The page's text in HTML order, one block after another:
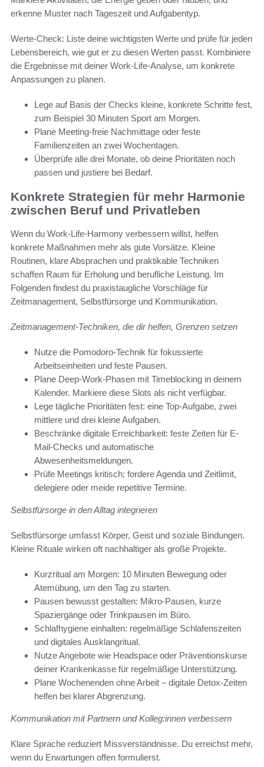
erkenne Muster nach Tageszeit und Aufgabentyp.
Werte-Check: Liste deine wichtigsten Werte und prüfe für jeden
Lebensbereich, wie gut er zu diesen Werten passt. Kombiniere
die Ergebnisse mit deiner Work-Life-Analyse, um konkrete
Anpassungen zu planen.
Lege auf Basis der Checks kleine, konkrete Schritte fest,
zum Beispiel 30 Minuten Sport am Morgen.
Plane Meeting-freie Nachmittage oder feste
Familienzeiten an zwei Wochentagen.
Überprüfe alle drei Monate, ob deine Prioritäten noch
passen und justiere bei Bedarf.
Konkrete Strategien für mehr Harmonie
zwischen Beruf und Privatleben
Wenn du Work-Life-Harmony verbessern willst, helfen
konkrete Maßnahmen mehr als gute Vorsätze. Kleine
Routinen, klare Absprachen und praktikable Techniken
schaffen Raum für Erholung und berufliche Leistung. Im
Folgenden findest du praxistaugliche Vorschläge für
Zeitmanagement, Selbstfürsorge und Kommunikation.
Zeitmanagement-Techniken, die dir helfen, Grenzen setzen
Nutze die Pomodoro-Technik für fokussierte
Arbeitseinheiten und feste Pausen.
Plane Deep-Work-Phasen mit Timeblocking in deinem
Kalender. Markiere diese Slots als nicht verfügbar.
Lege tägliche Prioritäten fest: eine Top-Aufgabe, zwei
mittlere und drei kleine Aufgaben.
Beschränke digitale Erreichbarkeit: feste Zeiten für E-
Mail-Checks und automatische
Abwesenheitsmeldungen.
Prüfe Meetings kritisch: fordere Agenda und Zeitlimit,
delegiere oder meide repetitive Termine.
Selbstfürsorge in den Alltag integrieren
Selbstfürsorge umfasst Körper, Geist und soziale Bindungen.
Kleine Rituale wirken oft nachhaltiger als große Projekte.
Kurzritual am Morgen: 10 Minuten Bewegung oder
Atemübung, um den Tag zu starten.
Pausen bewusst gestalten: Mikro-Pausen, kurze
Spaziergänge oder Trinkpausen im Büro.
Schlafhygiene einhalten: regelmäßige Schlafenszeiten
und digitales Ausklangritual.
Nutze Angebote wie Headspace oder Präventionskurse
deiner Krankenkasse für regelmäßige Unterstützung.
Plane Wochenenden ohne Arbeit – digitale Detox-Zeiten
helfen bei klarer Abgrenzung.
Kommunikation mit Partnern und Kolleg:innen verbessern
Klare Sprache reduziert Missverständnisse. Du erreichst mehr,
wenn du Erwartungen offen formulierst.